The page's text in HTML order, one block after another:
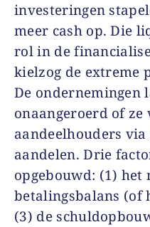
investeringen
meer cash op. Die
rol in de
kielzog de extreme
De ondernemingen
onaangeroerd of ze
aandeelhouders
aandelen. Drie
opgebouwd: (1) het
betalingsbalans (of
(3) de